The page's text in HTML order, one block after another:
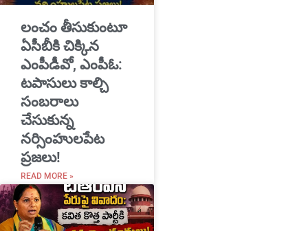
​లంచం తీసుకుంటూ
ఏసీబీకి చిక్కిన
ఎంపీడీవో, ఎంపీఓ:
టపాసులు కాల్చి
సంబరాలు
చేసుకున్న
నర్సింహులపేట
ప్రజలు!
READ MORE »